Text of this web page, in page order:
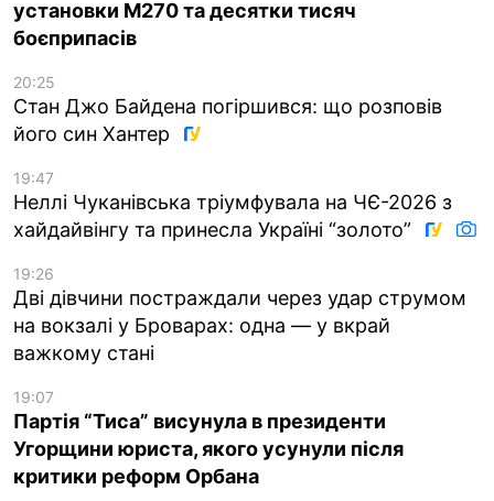
установки M270 та десятки тисяч
боєприпасів
20:25
Стан Джо Байдена погіршився: що розповів
його син Хантер
19:47
Неллі Чуканівська тріумфувала на ЧЄ-2026 з
хайдайвінгу та принесла Україні “золото”
19:26
Дві дівчини постраждали через удар струмом
на вокзалі у Броварах: одна — у вкрай
важкому стані
19:07
Партія “Тиса” висунула в президенти
Угорщини юриста, якого усунули після
критики реформ Орбана